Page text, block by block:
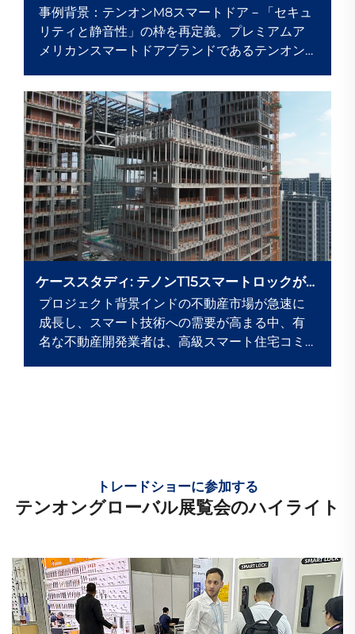
国での導入事例
事例背景：テンオンM8スマートドア－「セキュ
リティと静音性」の枠を再定義。プレミアムア
メリカンスマートドアブランドであるテンオン
静音性＋軍用グレードのセキュリティ」を重視
し、3重構造の遮音...
ケーススタディ: テノンT15スマートロックがイ
ンドの高級不動産プロジェクトを支援
プロジェクト背景インドの不動産市場が急速に
成長し、スマート技術への需要が高まる中、有
名な不動産開発業者は、高級スマート住宅コミ
トレードショーに参加する
テンオングローバル展覧会のハイライト